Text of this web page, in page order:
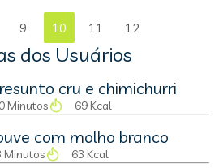
9 10 11 12
dos Usuários
cru e chimichurri
Minutos 69 Kcal
com molho branco
Minutos 63 Kcal